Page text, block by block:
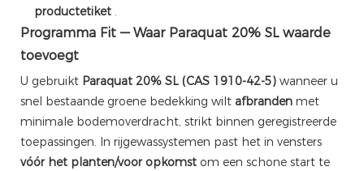
productetiket.
Programma Fit — Waar Paraquat 20% SL waarde
toevoegt
U gebruikt Paraquat 20% SL (CAS 1910-42-5) wanneer u
snel bestaande groene bedekking wilt afbranden met
minimale bodemoverdracht, strikt binnen geregistreerde
toepassingen. In rijgewassystemen past het in vensters
vóór het planten/voor opkomst om een ​​schone start te